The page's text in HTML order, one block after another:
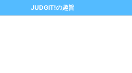
JUDGIT!の趣旨